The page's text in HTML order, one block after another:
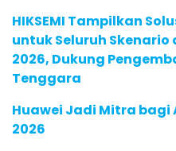
HIKSEMI Tampilkan
untuk Seluruh Skenario
2026, Dukung
Tenggara
Huawei Jadi Mitra bagi
2026